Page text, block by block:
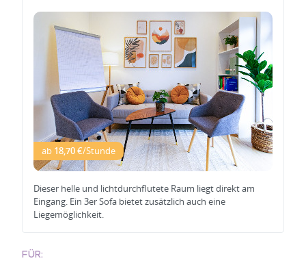
ab 18,70 €/Stunde
Dieser helle und lichtdurchflutete Raum liegt direkt am
Eingang. Ein 3er Sofa bietet zusätzlich auch eine
Liegemöglichkeit.
FÜR: